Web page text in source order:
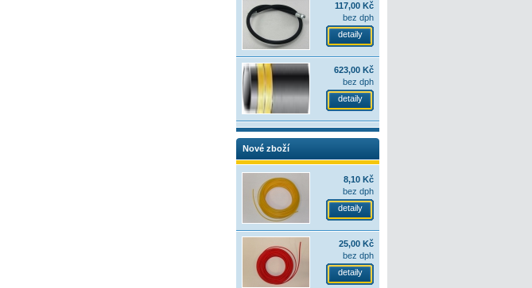
117,00 Kč
bez dph
detaily
623,00 Kč
bez dph
detaily
Nové zboží
8,10 Kč
bez dph
detaily
25,00 Kč
bez dph
detaily